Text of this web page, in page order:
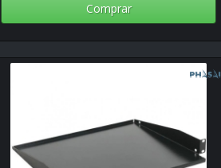
Comprar